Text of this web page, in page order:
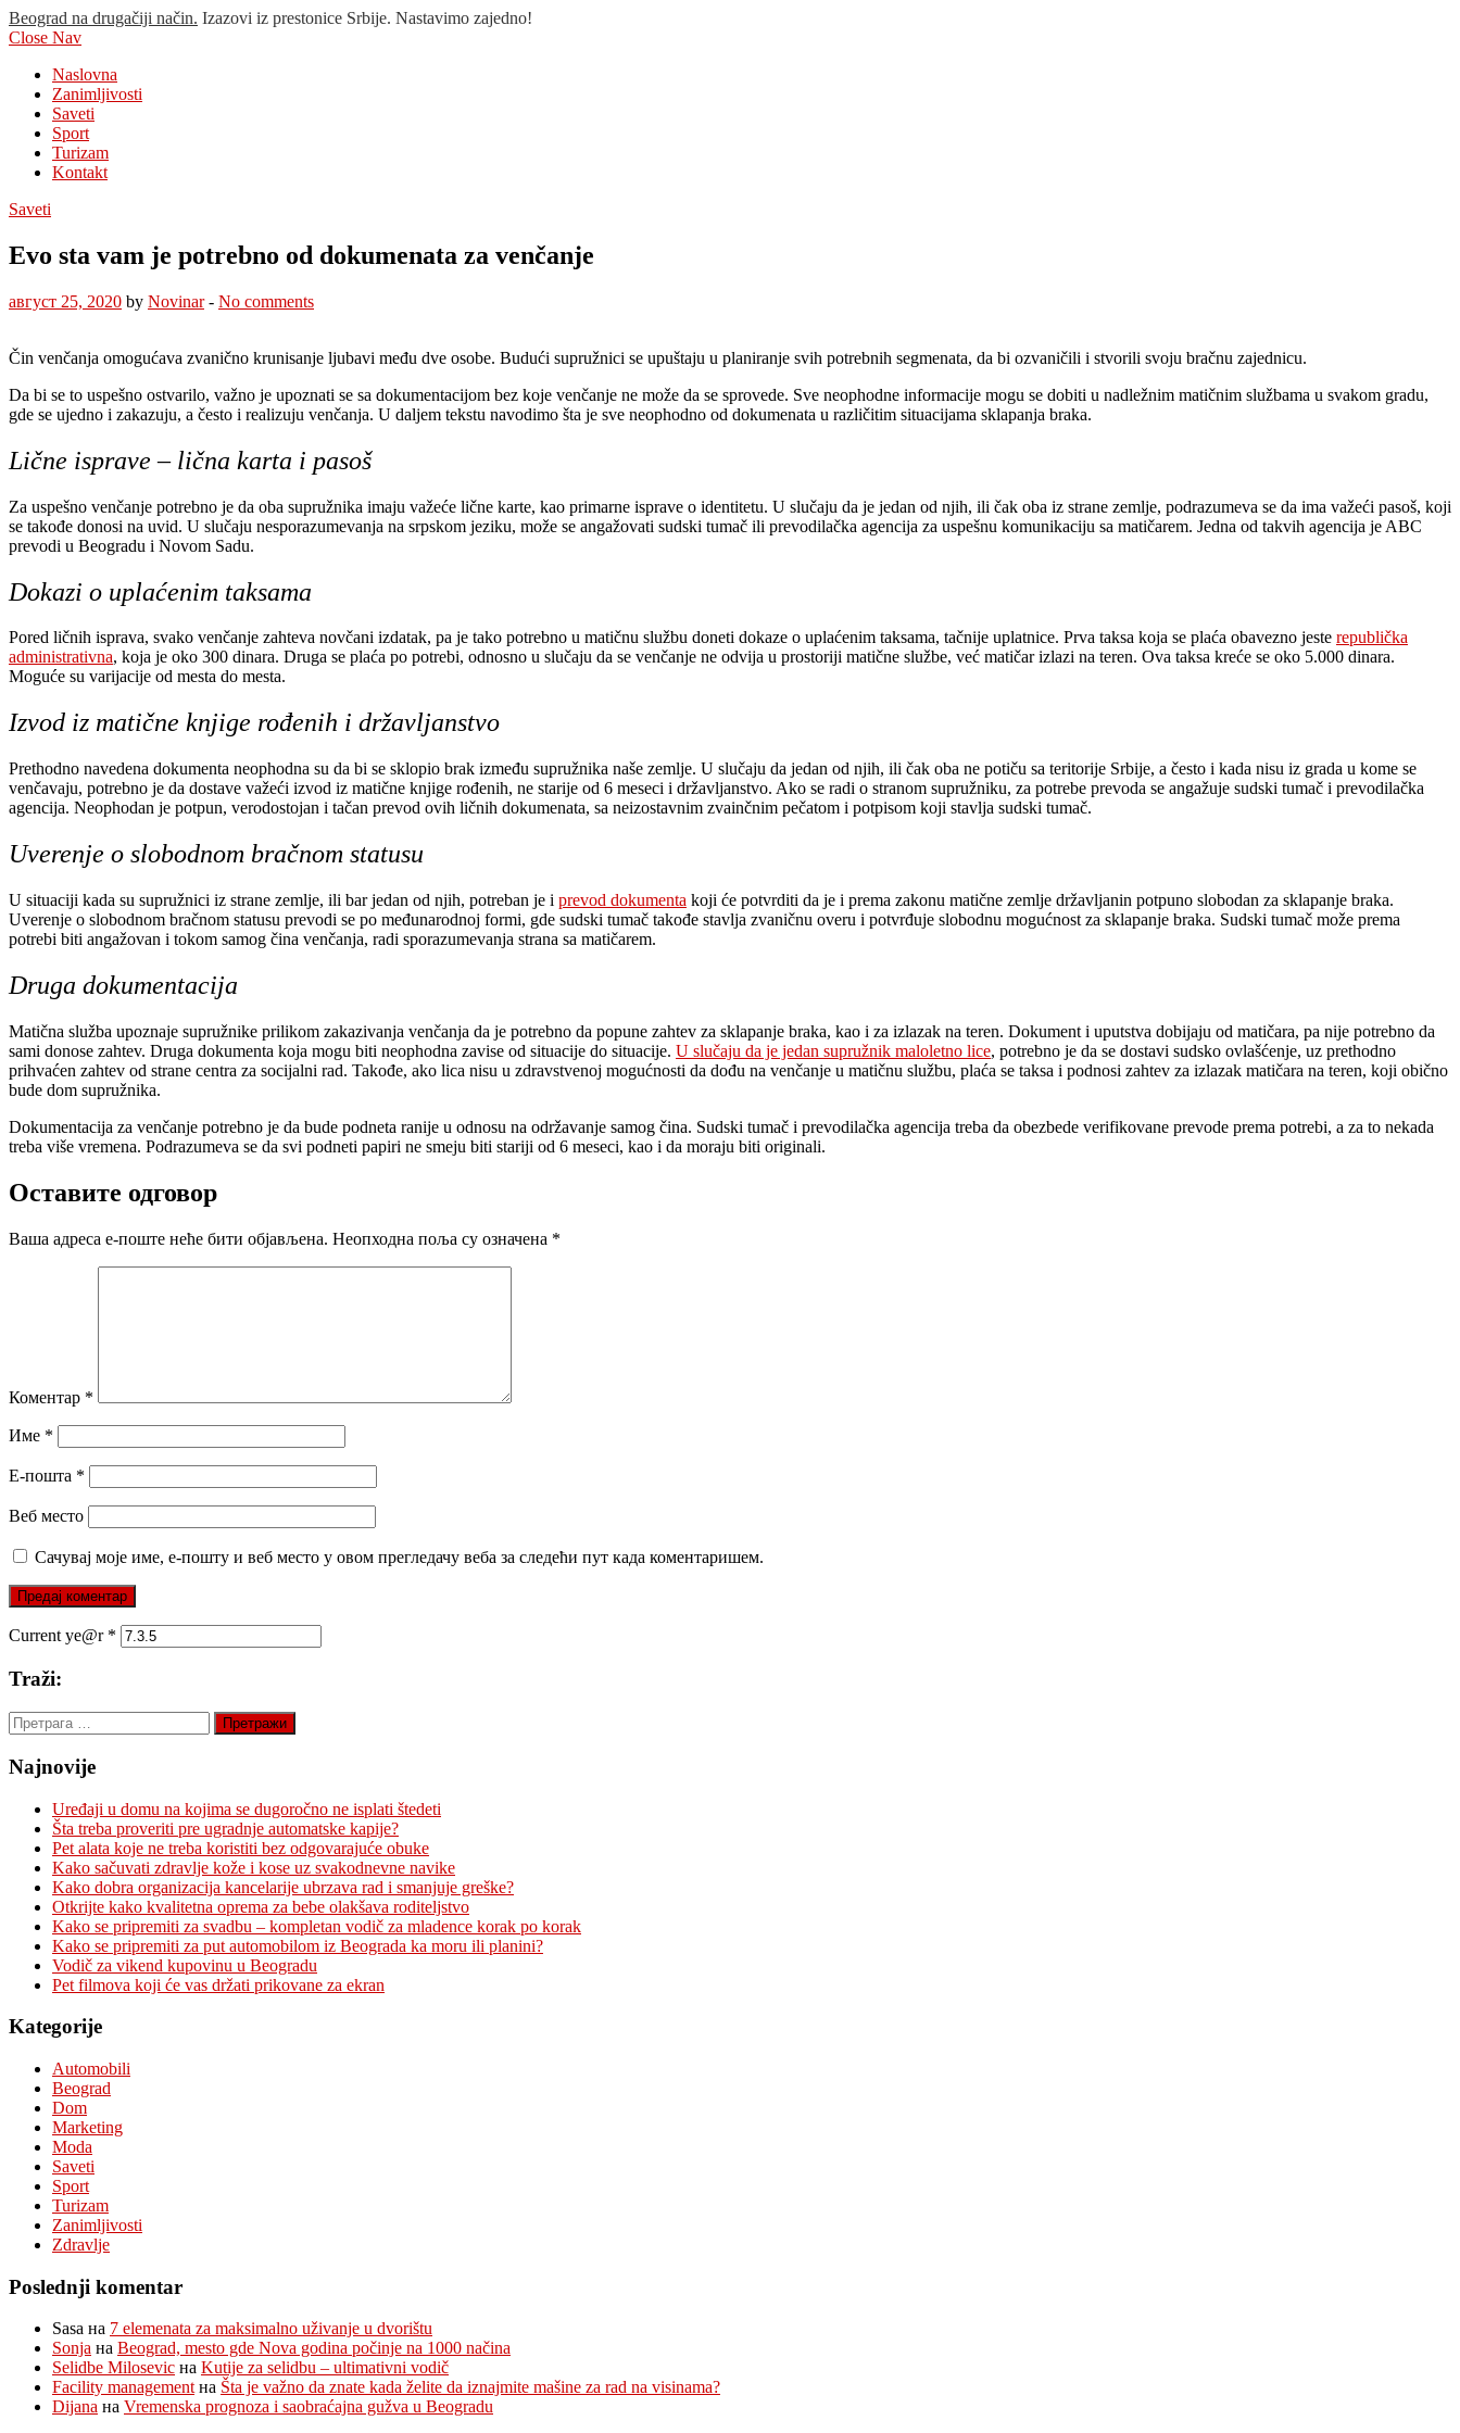
Beograd na drugačiji način. Izazovi iz prestonice Srbije. Nastavimo zajedno!
Close Nav
Naslovna
Zanimljivosti
Saveti
Sport
Turizam
Kontakt
Saveti
Evo sta vam je potrebno od dokumenata za venčanje
август 25, 2020 by Novinar- No comments
Čin venčanja omogućava zvanično krunisanje ljubavi među dve osobe. Budući supružnici se upuštaju u planiranje svih potrebnih segmenata, da bi ozvaničili i stvorili svoju bračnu zajednicu.
Da bi se to uspešno ostvarilo, važno je upoznati se sa dokumentacijom bez koje venčanje ne može da se sprovede. Sve neophodne informacije mogu se dobiti u nadležnim matičnim službama u svakom gradu,
gde se ujedno i zakazuju, a često i realizuju venčanja. U daljem tekstu navodimo šta je sve neophodno od dokumenata u različitim situacijama sklapanja braka.
Lične isprave – lična karta i pasoš
Za uspešno venčanje potrebno je da oba supružnika imaju važeće lične karte, kao primarne isprave o identitetu. U slučaju da je jedan od njih, ili čak oba iz strane zemlje, podrazumeva se da ima važeći pasoš, koji
se takođe donosi na uvid. U slučaju nesporazumevanja na srpskom jeziku, može se angažovati sudski tumač ili prevodilačka agencija za uspešnu komunikaciju sa matičarem. Jedna od takvih agencija je ABC
prevodi u Beogradu i Novom Sadu.
Dokazi o uplaćenim taksama
Pored ličnih isprava, svako venčanje zahteva novčani izdatak, pa je tako potrebno u matičnu službu doneti dokaze o uplaćenim taksama, tačnije uplatnice. Prva taksa koja se plaća obavezno jeste republička
administrativna, koja je oko 300 dinara. Druga se plaća po potrebi, odnosno u slučaju da se venčanje ne odvija u prostoriji matične službe, već matičar izlazi na teren. Ova taksa kreće se oko 5.000 dinara.
Moguće su varijacije od mesta do mesta.
Izvod iz matične knjige rođenih i državljanstvo
Prethodno navedena dokumenta neophodna su da bi se sklopio brak između supružnika naše zemlje. U slučaju da jedan od njih, ili čak oba ne potiču sa teritorije Srbije, a često i kada nisu iz grada u kome se
venčavaju, potrebno je da dostave važeći izvod iz matične knjige rođenih, ne starije od 6 meseci i državljanstvo. Ako se radi o stranom supružniku, za potrebe prevoda se angažuje sudski tumač i prevodilačka
agencija. Neophodan je potpun, verodostojan i tačan prevod ovih ličnih dokumenata, sa neizostavnim zvainčnim pečatom i potpisom koji stavlja sudski tumač.
Uverenje o slobodnom bračnom statusu
U situaciji kada su supružnici iz strane zemlje, ili bar jedan od njih, potreban je i prevod dokumenta koji će potvrditi da je i prema zakonu matične zemlje državljanin potpuno slobodan za sklapanje braka.
Uverenje o slobodnom bračnom statusu prevodi se po međunarodnoj formi, gde sudski tumač takođe stavlja zvaničnu overu i potvrđuje slobodnu mogućnost za sklapanje braka. Sudski tumač može prema
potrebi biti angažovan i tokom samog čina venčanja, radi sporazumevanja strana sa matičarem.
Druga dokumentacija
Matična služba upoznaje supružnike prilikom zakazivanja venčanja da je potrebno da popune zahtev za sklapanje braka, kao i za izlazak na teren. Dokument i uputstva dobijaju od matičara, pa nije potrebno da
sami donose zahtev. Druga dokumenta koja mogu biti neophodna zavise od situacije do situacije. U slučaju da je jedan supružnik maloletno lice, potrebno je da se dostavi sudsko ovlašćenje, uz prethodno
prihvaćen zahtev od strane centra za socijalni rad. Takođe, ako lica nisu u zdravstvenoj mogućnosti da dođu na venčanje u matičnu službu, plaća se taksa i podnosi zahtev za izlazak matičara na teren, koji obično
bude dom supružnika.
Dokumentacija za venčanje potrebno je da bude podneta ranije u odnosu na održavanje samog čina. Sudski tumač i prevodilačka agencija treba da obezbede verifikovane prevode prema potrebi, a za to nekada
treba više vremena. Podrazumeva se da svi podneti papiri ne smeju biti stariji od 6 meseci, kao i da moraju biti originali.
Оставите одговор
Ваша адреса е-поште неће бити објављена. Неопходна поља су означена *
Коментар *
Име *
Е-пошта *
Веб место
Сачувај моје име, е-пошту и веб место у овом прегледачу веба за следећи пут када коментаришем.
Current ye@r *
Traži:
Претрага
за:
Najnovije
Uređaji u domu na kojima se dugoročno ne isplati štedeti
Šta treba proveriti pre ugradnje automatske kapije?
Pet alata koje ne treba koristiti bez odgovarajuće obuke
Kako sačuvati zdravlje kože i kose uz svakodnevne navike
Kako dobra organizacija kancelarije ubrzava rad i smanjuje greške?
Otkrijte kako kvalitetna oprema za bebe olakšava roditeljstvo
Kako se pripremiti za svadbu – kompletan vodič za mladence korak po korak
Kako se pripremiti za put automobilom iz Beograda ka moru ili planini?
Vodič za vikend kupovinu u Beogradu
Pet filmova koji će vas držati prikovane za ekran
Kategorije
Automobili
Beograd
Dom
Marketing
Moda
Saveti
Sport
Turizam
Zanimljivosti
Zdravlje
Poslednji komentar
Sasa на 7 elemenata za maksimalno uživanje u dvorištu
Sonja на Beograd, mesto gde Nova godina počinje na 1000 načina
Selidbe Milosevic на Kutije za selidbu – ultimativni vodič
Facility managementна Šta je važno da znate kada želite da iznajmite mašine za rad na visinama?
Dijana на Vremenska prognoza i saobraćajna gužva u Beogradu